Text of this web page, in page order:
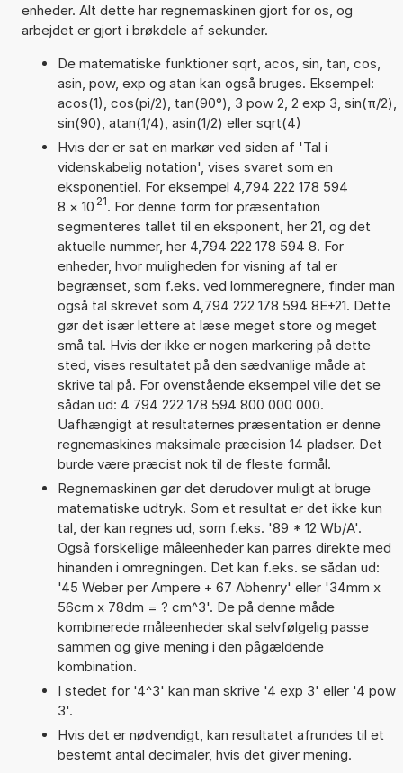
enheder. Alt dette har regnemaskinen gjort for os, og
arbejdet er gjort i brøkdele af sekunder.
De matematiske funktioner sqrt, acos, sin, tan, cos,
asin, pow, exp og atan kan også bruges. Eksempel:
acos(1), cos(pi/2), tan(90°), 3 pow 2, 2 exp 3, sin(π/2),
sin(90), atan(1/4), asin(1/2) eller sqrt(4)
Hvis der er sat en markør ved siden af 'Tal i
videnskabelig notation', vises svaret som en
eksponentiel. For eksempel 4,794 222 178 594
8 × 10 21. For denne form for præsentation
segmenteres tallet til en eksponent, her 21, og det
aktuelle nummer, her 4,794 222 178 594 8. For
enheder, hvor muligheden for visning af tal er
begrænset, som f.eks. ved lommeregnere, finder man
også tal skrevet som 4,794 222 178 594 8E+21. Dette
gør det især lettere at læse meget store og meget
små tal. Hvis der ikke er nogen markering på dette
sted, vises resultatet på den sædvanlige måde at
skrive tal på. For ovenstående eksempel ville det se
sådan ud: 4 794 222 178 594 800 000 000.
Uafhængigt at resultaternes præsentation er denne
regnemaskines maksimale præcision 14 pladser. Det
burde være præcist nok til de fleste formål.
Regnemaskinen gør det derudover muligt at bruge
matematiske udtryk. Som et resultat er det ikke kun
tal, der kan regnes ud, som f.eks. '89 * 12 Wb/A'.
Også forskellige måleenheder kan parres direkte med
hinanden i omregningen. Det kan f.eks. se sådan ud:
'45 Weber per Ampere + 67 Abhenry' eller '34mm x
56cm x 78dm = ? cm^3'. De på denne måde
kombinerede måleenheder skal selvfølgelig passe
sammen og give mening i den pågældende
kombination.
I stedet for '4^3' kan man skrive '4 exp 3' eller '4 pow
3'.
Hvis det er nødvendigt, kan resultatet afrundes til et
bestemt antal decimaler, hvis det giver mening.